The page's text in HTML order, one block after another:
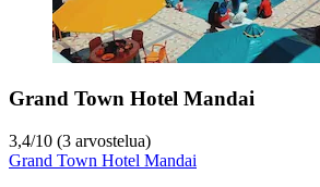
Grand Town Hotel Mandai
3,4/10 (3 arvostelua)
Grand Town Hotel Mandai